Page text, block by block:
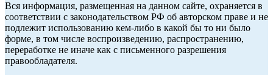
Вся информация, размещенная на данном сайте, охраняется в
соответствии с законодательством РФ об авторском праве и не
подлежит использованию кем-либо в какой бы то ни было
форме, в том числе воспроизведению, распространению,
переработке не иначе как с письменного разрешения
правообладателя.